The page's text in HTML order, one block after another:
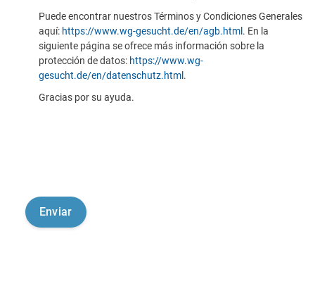
Puede encontrar nuestros Términos y Condiciones Generales
aquí: https://www.wg-gesucht.de/en/agb.html . En la
siguiente página se ofrece más información sobre la
protección de datos: https://www.wg-
gesucht.de/en/datenschutz.html .
Gracias por su ayuda.